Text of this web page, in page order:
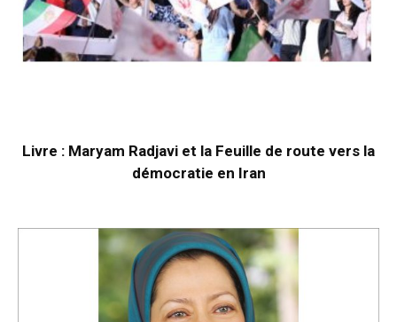
Livre : Maryam Radjavi et la Feuille de route vers la
démocratie en Iran